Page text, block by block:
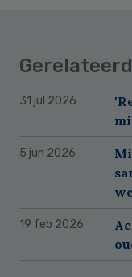
31 jul 2026
5 jun 2026
19 feb 2026